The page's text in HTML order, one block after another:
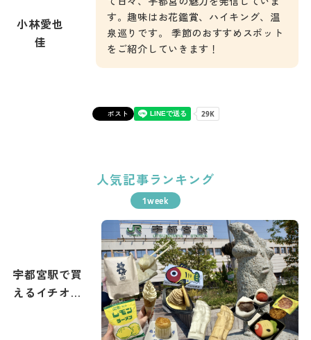
小林愛也
佳
す。趣味はお花鑑賞、ハイキング、温
泉巡りです。 季節のおすすめスポット
をご紹介していきます！
人気記事ランキング
宇都宮駅で買
えるイチオシ
ポスト